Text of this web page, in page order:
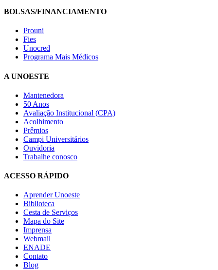
BOLSAS/FINANCIAMENTO
Prouni
Fies
Unocred
Programa Mais Médicos
A UNOESTE
Mantenedora
50 Anos
Avaliação Institucional (CPA)
Acolhimento
Prêmios
Campi Universitários
Ouvidoria
Trabalhe conosco
ACESSO RÁPIDO
Aprender Unoeste
Biblioteca
Cesta de Serviços
Mapa do Site
Imprensa
Webmail
ENADE
Contato
Blog